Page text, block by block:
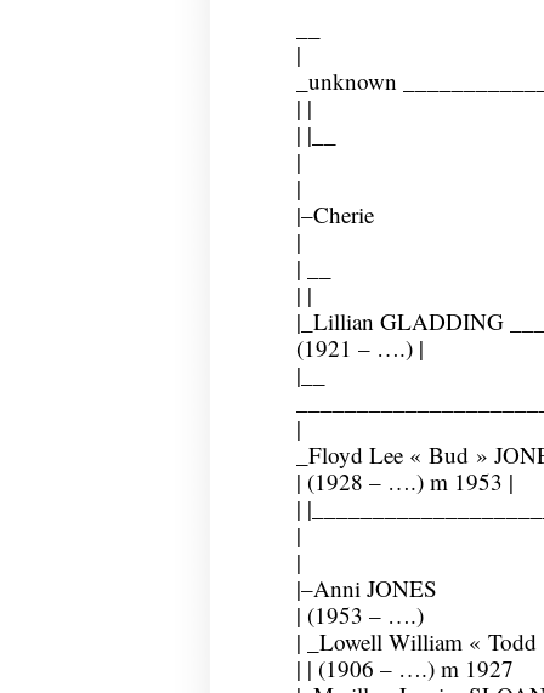
|
_unknown
| |
| |__
|
|
|–Cherie
|
| __
| |
|_Lillian GLADDING
(1921 – ….) |
|__
|
_Floyd Lee « Bud »
| (1928 – ….) m 1953 |
|
|
|
|–Anni JONES
| (1953 – ….)
| _Lowell William «
| | (1906 – ….) m 1927